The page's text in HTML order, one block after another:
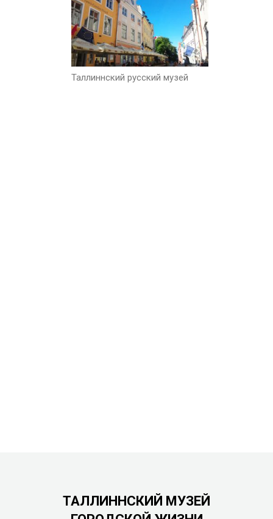
Таллиннский русский музей
ТАЛЛИННСКИЙ МУЗЕЙ